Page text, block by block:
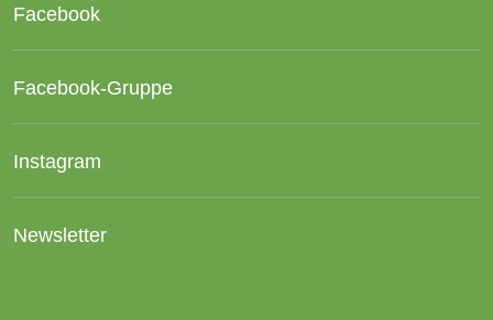
Facebook
Facebook-Gruppe
Instagram
Newsletter